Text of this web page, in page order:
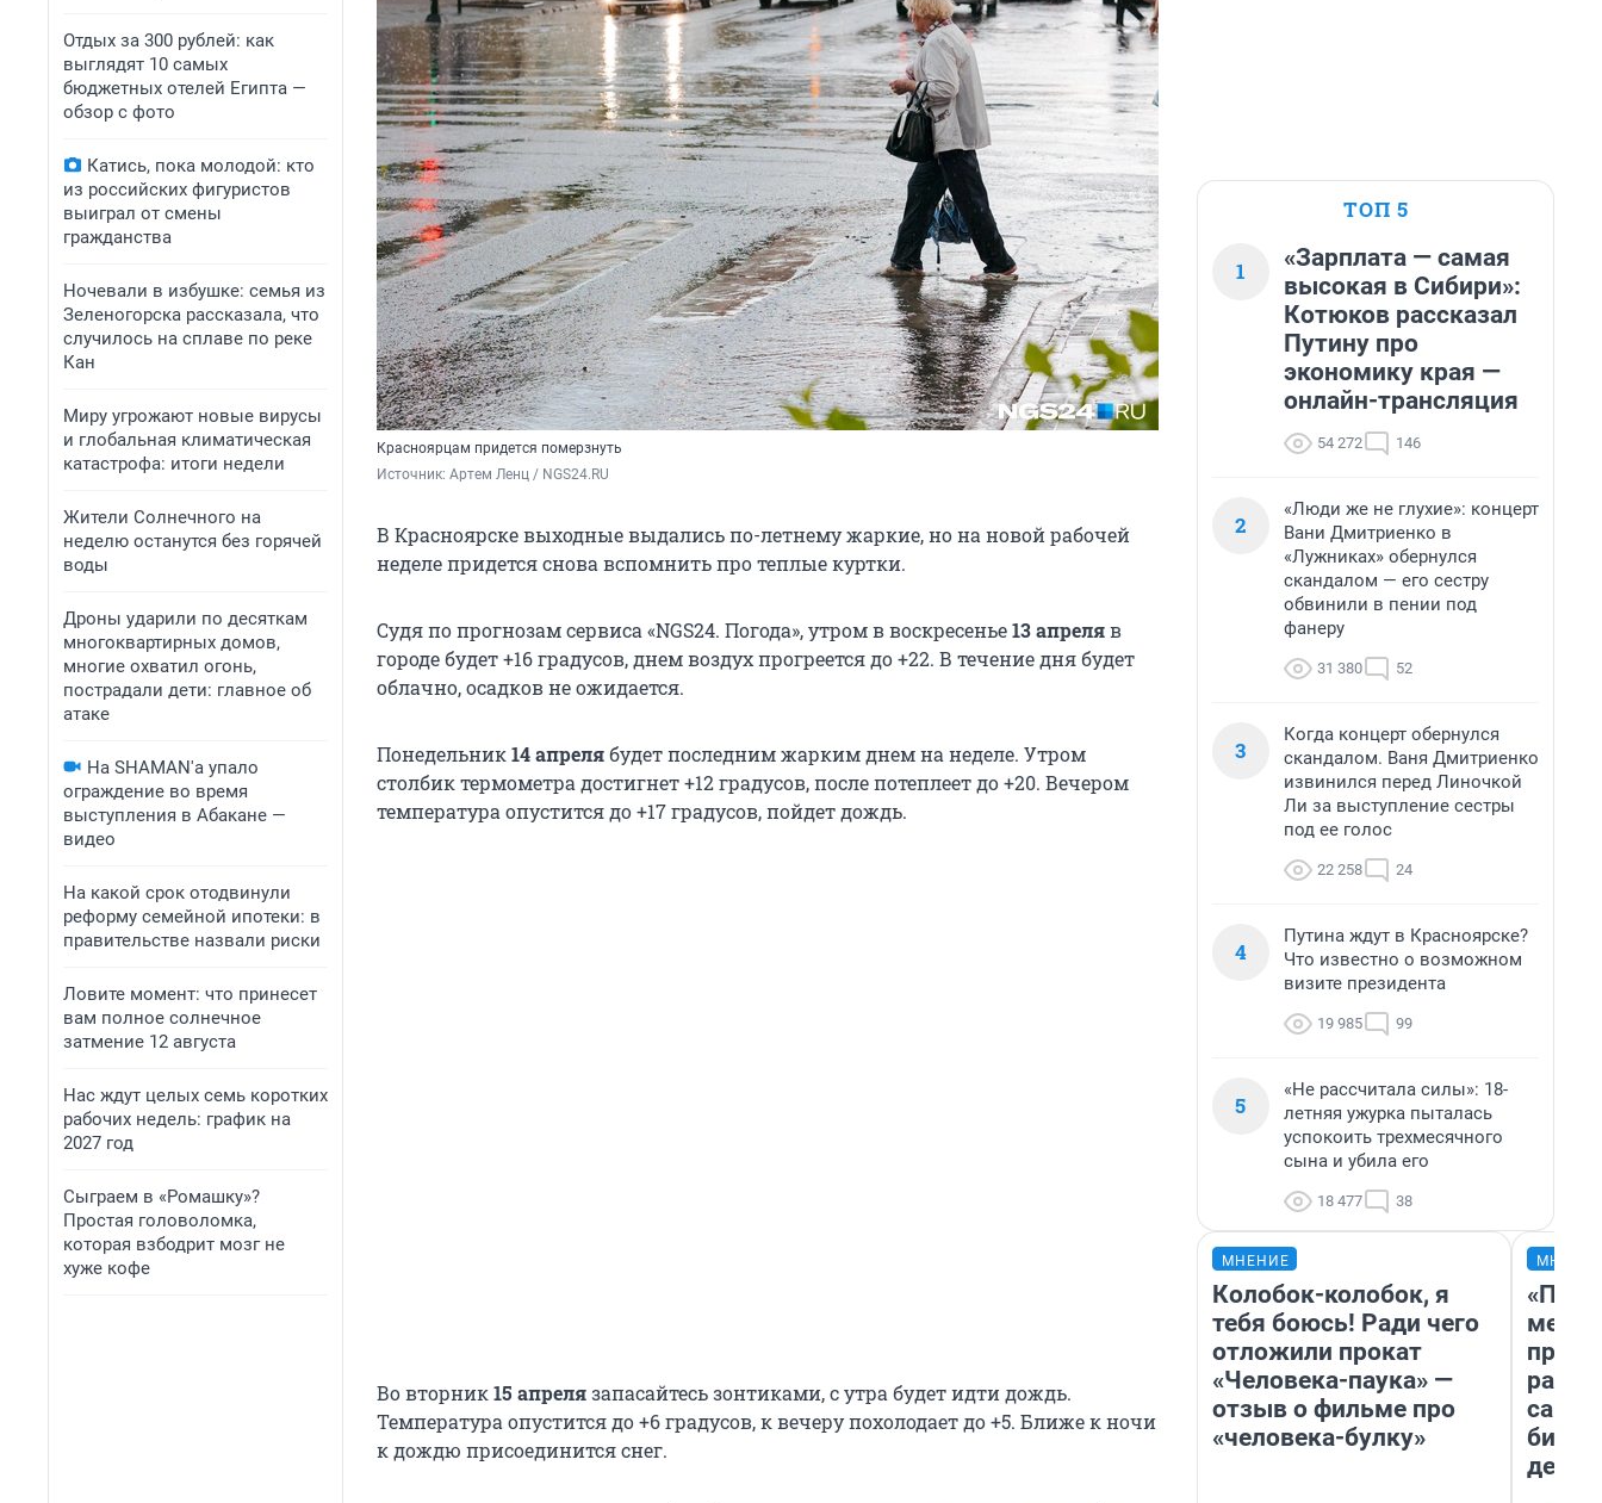
Отдых за 300 рублей: как
выглядят 10 самых
бюджетных отелей Египта —
обзор с фото
Катись, пока молодой: кто
из российских фигуристов
выиграл от смены
гражданства
Ночевали в избушке: семья из
Зеленогорска рассказала, что
случилось на сплаве по реке
Кан
Миру угрожают новые вирусы
и глобальная климатическая
катастрофа: итоги недели
Жители Солнечного на
неделю останутся без горячей
воды
Дроны ударили по десяткам
многоквартирных домов,
многие охватил огонь,
пострадали дети: главное об
атаке
На SHAMAN'а упало
ограждение во время
выступления в Абакане —
видео
На какой срок отодвинули
реформу семейной ипотеки: в
правительстве назвали риски
Ловите момент: что принесет
вам полное солнечное
затмение 12 августа
Нас ждут целых семь коротких
рабочих недель: график на
2027 год
Сыграем в «Ромашку»?
Простая головоломка,
которая взбодрит мозг не
хуже кофе
Красноярцам придется померзнуть
Источник: Артем Ленц / NGS24.RU
В Красноярске выходные выдались по-летнему жаркие, но на новой рабочей
неделе придется снова вспомнить про теплые куртки.
Судя по прогнозам сервиса «NGS24. Погода», утром в воскресенье13 апреляв
городе будет +16 градусов, днем воздух прогреется до +22. В течение дня будет
облачно, осадков не ожидается.
Понедельник14 апрелябудет последним жарким днем на неделе. Утром
столбик термометра достигнет +12 градусов, после потеплеет до +20. Вечером
температура опустится до +17 градусов, пойдет дождь.
Во вторник15 апрелязапасайтесь зонтиками, с утра будет идти дождь.
Температура опустится до +6 градусов, к вечеру похолодает до +5. Ближе к ночи
к дождю присоединится снег.
ТОП 5
1
«Зарплата — самая
высокая в Сибири»:
Котюков рассказал
Путину про
экономику края —
онлайн-трансляция
54 272 146
2
«Люди же не глухие»: концерт
Вани Дмитриенко в
«Лужниках» обернулся
скандалом — его сестру
обвинили в пении под
фанеру
31 380 52
3
Когда концерт обернулся
скандалом. Ваня Дмитриенко
извинился перед Линочкой
Ли за выступление сестры
под ее голос
22 258 24
4
Путина ждут в Красноярске?
Что известно о возможном
визите президента
19 985 99
5
«Не рассчитала силы»: 18-
летняя ужурка пыталась
успокоить трехмесячного
сына и убила его
18 477 38
МНЕНИЕ
Колобок-колобок, я
тебя боюсь! Ради чего
отложили прокат
«Человека-паука» —
отзыв о фильме про
«человека-булку»